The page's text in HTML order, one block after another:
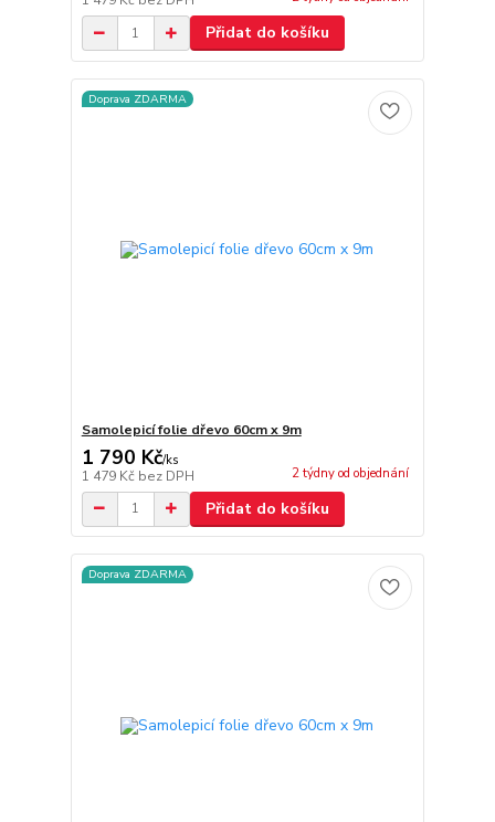
Přidat do košíku
Doprava ZDARMA
Samolepicí folie dřevo 60cm x 9m
1 790 Kč/ks
1 479 Kč bez DPH 2 týdny od objednání
Přidat do košíku
Doprava ZDARMA